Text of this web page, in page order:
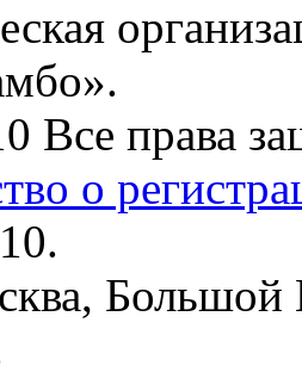
Все права
о
Большой